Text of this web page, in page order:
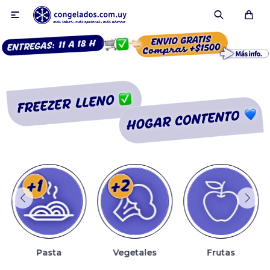

Pasta Vegetales Frutas
Smoothies
Fruta congelada
Pulpas
Pizzas